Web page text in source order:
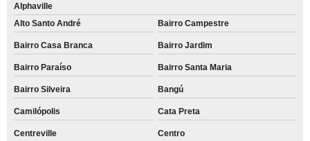
Alphaville
Alto Santo André
Bairro Campestre
Bairro Casa Branca Bairro Jardim
Bairro Paraíso Bairro Santa Maria
Bairro Silveira Bangú
Camilópolis Cata Preta
Centreville Centro